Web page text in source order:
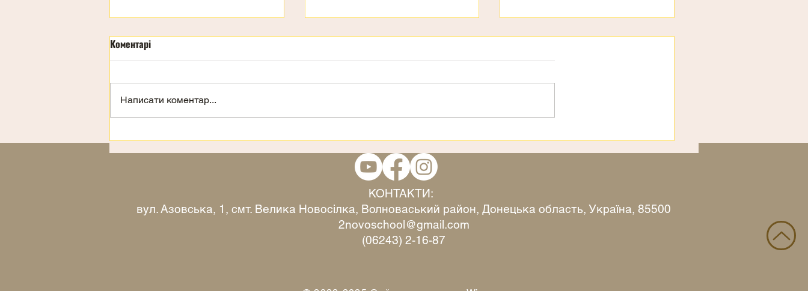
День дітей 3 страхи
Коментарі
Написати коментар...
КОНТАКТИ:
вул. Азовська, 1, смт. Велика Новосілка, Волноваський район, Донецька область, Україна, 85500
2novoschool@gmail.com
(06243) 2-16-87